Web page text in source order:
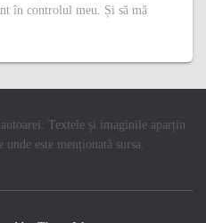
în controlul meu. Și să mă
Textele și imaginile aparțin
este menționată sursa.